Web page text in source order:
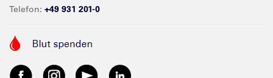
Spenden
Anreise
Barrierefreiheit
Telefon: +49 931 201-0